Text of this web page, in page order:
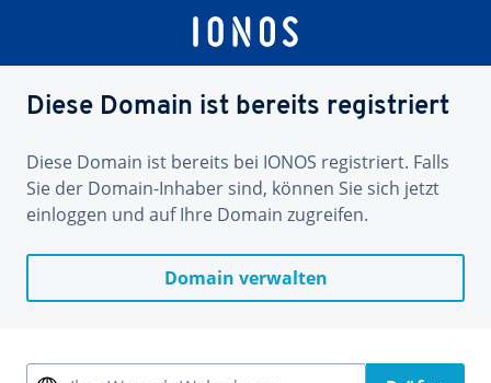
Diese Domain ist bereits registriert
Diese Domain ist bereits bei IONOS registriert. Falls
Sie der Domain-Inhaber sind, können Sie sich jetzt
einloggen und auf Ihre Domain zugreifen.
Domain verwalten